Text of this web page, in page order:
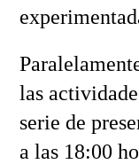
las
serie de
a las 18:00